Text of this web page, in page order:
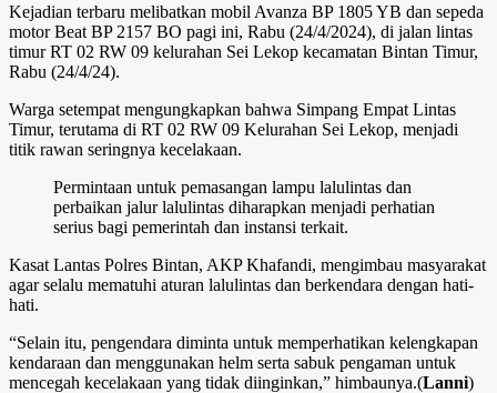
Kejadian terbaru melibatkan mobil Avanza BP 1805 YB dan sepeda
motor Beat BP 2157 BO pagi ini, Rabu (24/4/2024), di jalan lintas
timur RT 02 RW 09 kelurahan Sei Lekop kecamatan Bintan Timur,
Rabu (24/4/24).
Warga setempat mengungkapkan bahwa Simpang Empat Lintas
Timur, terutama di RT 02 RW 09 Kelurahan Sei Lekop, menjadi
titik rawan seringnya kecelakaan.
Permintaan untuk pemasangan lampu lalulintas dan
perbaikan jalur lalulintas diharapkan menjadi perhatian
serius bagi pemerintah dan instansi terkait.
Kasat Lantas Polres Bintan, AKP Khafandi, mengimbau masyarakat
agar selalu mematuhi aturan lalulintas dan berkendara dengan hati-
hati.
“Selain itu, pengendara diminta untuk memperhatikan kelengkapan
kendaraan dan menggunakan helm serta sabuk pengaman untuk
mencegah kecelakaan yang tidak diinginkan,” himbaunya.(Lanni)